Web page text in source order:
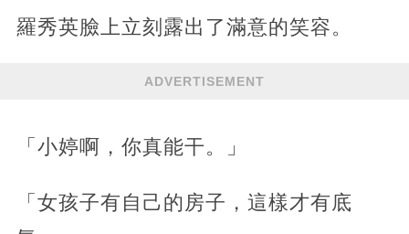
羅秀英臉上立刻露出了滿意的笑容。
ADVERTISEMENT
「小婷啊，你真能干。」
「女孩子有自己的房子，這樣才有底